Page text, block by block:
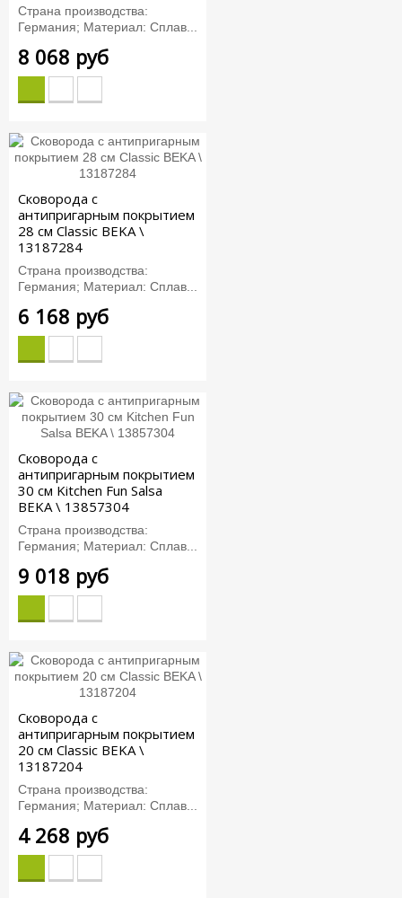
Страна производства:
Германия; Материал: Сплав...
8 068 руб
Сковорода с
антипригарным покрытием
28 см Classic BEKA \
13187284
Страна производства:
Германия; Материал: Сплав...
6 168 руб
Сковорода с
антипригарным покрытием
30 см Kitchen Fun Salsa
BEKA \ 13857304
Страна производства:
Германия; Материал: Сплав...
9 018 руб
Сковорода с
антипригарным покрытием
20 см Classic BEKA \
13187204
Страна производства:
Германия; Материал: Сплав...
4 268 руб